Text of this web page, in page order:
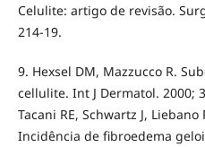
Celulite: artigo de revisão.
214-19.
9. Hexsel DM, Mazzucco R.
cellulite. Int J Dermatol. 2000;
Tacani RE, Schwartz J, Liebano
Incidência de fibroedema